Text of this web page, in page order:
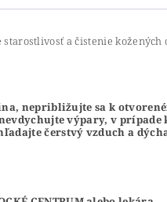
a čistenie
nepribližujte sa k
výpary, v
čerstvý vzduch a